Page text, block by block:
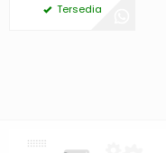
Tersedia